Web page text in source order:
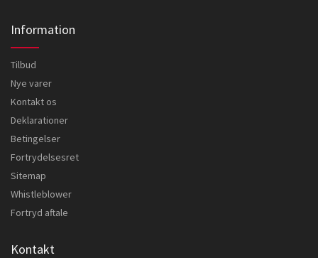
Information
Tilbud
Nye varer
Kontakt os
Deklarationer
Betingelser
Fortrydelsesret
Sitemap
Whistleblower
Fortryd aftale
Kontakt